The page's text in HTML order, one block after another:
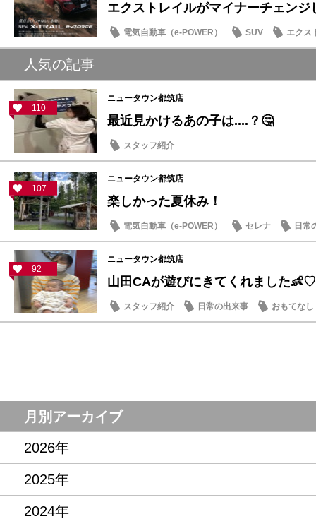
エクストレイルがマイナーチェンジ
電気自動車（e-POWER） SUV
エクス
マイナーチェンジ
人気の記事
110
ニュータウン都筑店
最近見かけるあの子は....？🤔
スタッフ紹介
107
ニュータウン都筑店
楽しかった夏休み！
電気自動車（e-POWER） セレナ 日常
92
ニュータウン都筑店
山田CAが遊びにきてくれました👶♡
スタッフ紹介 日常の出来事 おもてなし
月別アーカイブ
2026年
2025年
2024年